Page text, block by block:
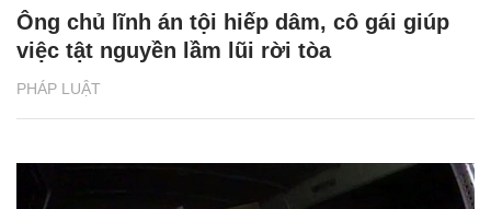
PHÁP LUẬT
Ông chủ lĩnh án tội hiếp dâm, cô gái giúp
việc tật nguyền lầm lũi rời tòa